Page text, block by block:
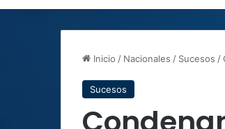
Inicio / Nacionales / Sucesos /
Sucesos